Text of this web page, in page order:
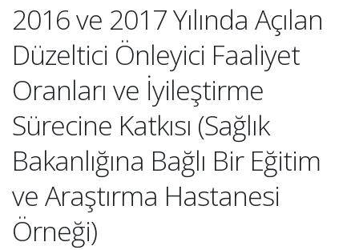
2016 ve 2017 Yılında Açılan
Düzeltici Önleyici Faaliyet
Oranları ve İyileştirme
Sürecine Katkısı (Sağlık
Bakanlığına Bağlı Bir Eğitim
ve Araştırma Hastanesi
Örneği)